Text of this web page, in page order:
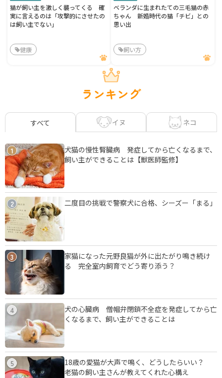
猫が飼い主を激しく襲ってくる 確
実に言えるのは「攻撃的にさせたの
は飼い主でない」
健康
ベランダに生まれたての三毛猫の赤
ちゃん 新婚時代の猫「チビ」との
思い出
飼い方
ランキング
すべて イヌ ネコ
1
犬猫の慢性腎臓病 発症してから亡くなるまで、
飼い主ができることは【獣医師監修】
2 二度目の挑戦で警察犬に合格、シーズー「まる」
3
家猫になった元野良猫が外に出たがり鳴き続け
る 完全室内飼育でどう寄り添う？
4
犬の心臓病 僧帽弁閉鎖不全症を発症してから亡
くなるまで、飼い主ができることは
5
18歳の愛猫が大声で鳴く、どうしたらいい？
老猫の飼い主さんが教えてくれた心構え